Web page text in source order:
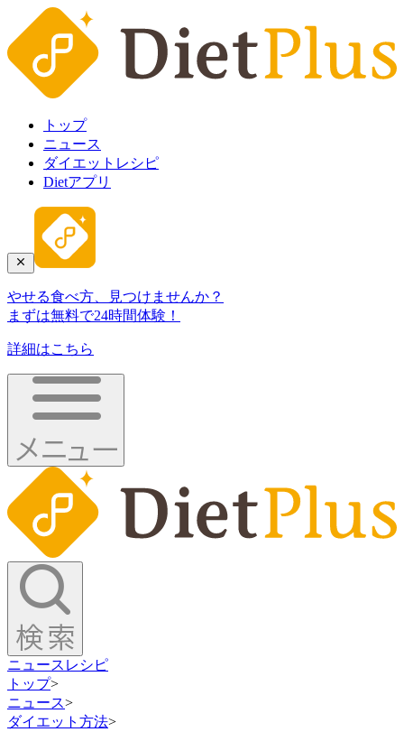
トップ
ニュース
ダイエットレシピ
Dietアプリ
やせる食べ方、見つけませんか？
まずは無料で24時間体験！
詳細はこちら
ニュース レシピ
トップ>
ニュース>
ダイエット方法>